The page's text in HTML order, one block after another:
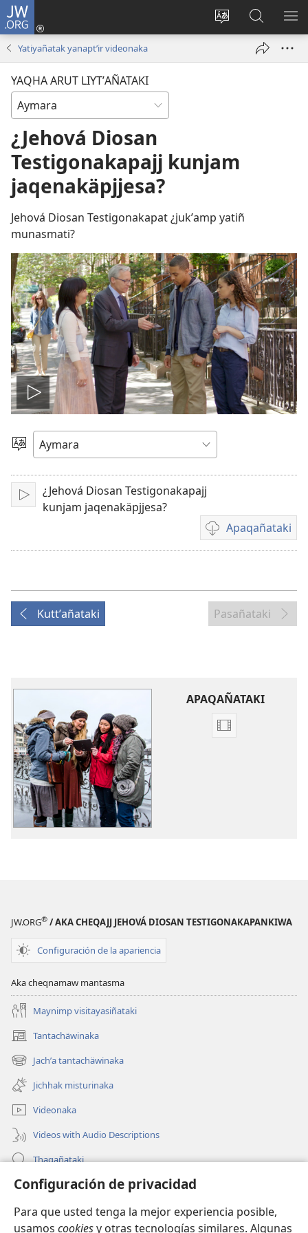
Configuración de privacidad
Para que usted tenga la mejor experiencia posible,
usamos cookiesy otras tecnologías similares. Algunas
JW.ORG
Change
language
Cuentamar
mantañatakiJW.ORG:
Yatiyañatak yanaptʼir videonaka
YAQHA ARUT LIYTʼAÑATAKI
¿Jehová Diosan
Testigonakapajj kunjam
jaqenakäpjjesa?
Jehová Diosan Testigonakapat ¿jukʼamp yatiñ
munasmati?
Play
video
Mä
ajlliñataki
Play
¿Jehová Diosan Testigonakapajj
kunjam jaqenakäpjjesa?
Apaqañataki
Video
download
Kuttʼañataki Pasañataki
APAQAÑATAKI
Video
JW.ORG® / AKA CHEQAJJ JEHOVÁ DIOSAN TESTIGONAKAPANKIWA
Configuración de la apariencia
Aka cheqnamaw mantasma
Maynimp visitayasiñataki
Tantachäwinaka
(opens
new
window)
Jachʼa tantachäwinaka
(opens
new
window)
Jichhak misturinaka
Videonaka
Videos with Audio Descriptions
Thaqañataki
Oraqpachat yatiyäwinaka
Donacionanaka
(opens